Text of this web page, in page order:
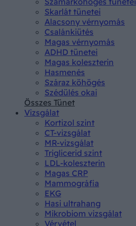
Skarlát tünetei
Alacsony vérnyomás
Csalánkiütés
Magas vérnyomás
ADHD tünetei
Magas koleszterin
Hasmenés
Száraz köhögés
Szédülés okai
Összes Tünet
Vizsgálat
Kortizol szint
CT-vizsgálat
MR-vizsgálat
Triglicerid szint
LDL-koleszterin
Magas CRP
Mammográfia
EKG
Hasi ultrahang
Mikrobiom vizsgálat
Vérvétel